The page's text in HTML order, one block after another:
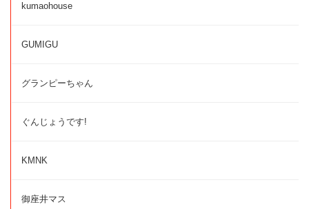
kumaohouse
GUMIGU
グランピーちゃん
ぐんじょうです!
KMNK
御座井マス